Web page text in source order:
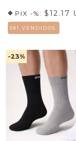
PIX -%: $12.17
581 VENDIDOS.
-23%